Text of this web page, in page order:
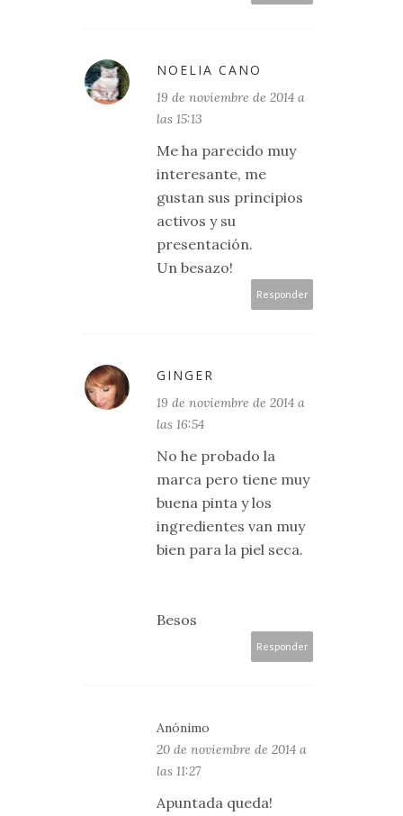
NOELIA CANO
19 de noviembre de 2014 a
las 15:13
Me ha parecido muy
interesante, me
gustan sus principios
activos y su
presentación.
Un besazo!
Responder
GINGER
19 de noviembre de 2014 a
las 16:54
No he probado la
marca pero tiene muy
buena pinta y los
ingredientes van muy
bien para la piel seca.
Besos
Responder
Anónimo
20 de noviembre de 2014 a
las 11:27
Apuntada queda!